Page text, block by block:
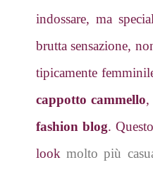
indossare, ma
brutta sensazione,
tipicamente
cappotto cammello,
fashion blog.
lookmolto più